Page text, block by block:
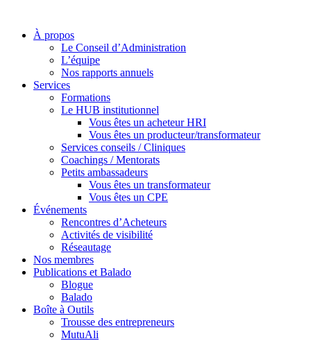
À propos
Le Conseil d’Administration
L’équipe
Nos rapports annuels
Services
Formations
Le HUB institutionnel
Vous êtes un acheteur HRI
Vous êtes un producteur/transformateur
Services conseils / Cliniques
Coachings / Mentorats
Petits ambassadeurs
Vous êtes un transformateur
Vous êtes un CPE
Événements
Rencontres d’Acheteurs
Activités de visibilité
Réseautage
Nos membres
Publications et Balado
Blogue
Balado
Boîte à Outils
Trousse des entrepreneurs
MutuAli